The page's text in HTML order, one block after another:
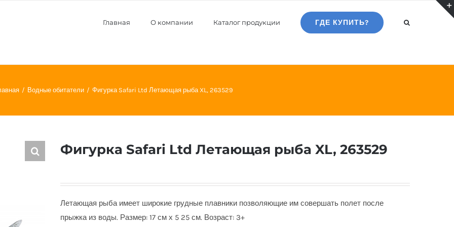
Главная О компании Каталог продукции ГДЕ КУПИТЬ?
Водные обитатели Фигурка Safari Ltd Летающая рыба XL, 263529
Фигурка Safari Ltd Летающая рыба XL, 263529
Летающая рыба имеет широкие грудные плавники позволяющие им совершать полет после
прыжка из воды. Размер: 17 см х 5 25 см. Возраст: 3+